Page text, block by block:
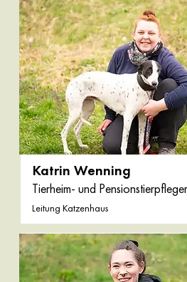
Katrin Wenning
Tierheim- und
Leitung Katzenhaus